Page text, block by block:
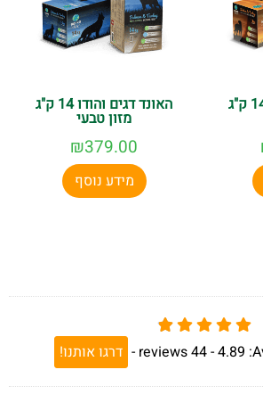
האונד עוף והודו 14 ק"ג האונד דגים והודו 14 ק"ג
מזון טבעי
₪379.00
מידע נוסף
4.89 -
44
reviews
- דרגו אותנו!